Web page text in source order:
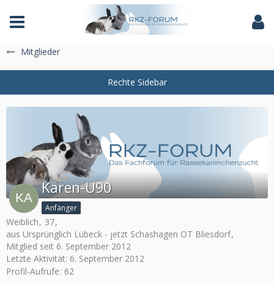
Das Fachforum der Rassekaninchenzucht
Mitglieder
Karen-U90
Anfänger
Weiblich
37
aus Ursprünglich Lübeck - jetzt Schashagen OT Bliesdorf
Mitglied seit 6. September 2012
Letzte Aktivität: 6. September 2012
Profil-Aufrufe 62